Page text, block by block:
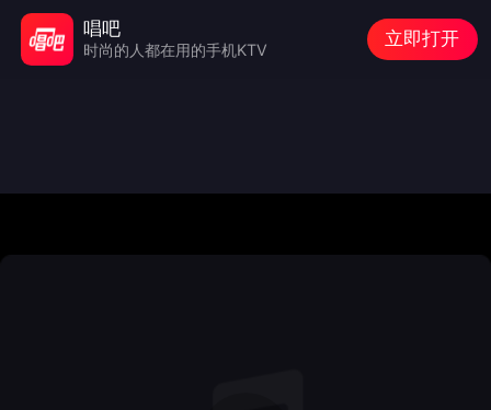
唱吧
时尚的人都在用的手机KTV
立即打开